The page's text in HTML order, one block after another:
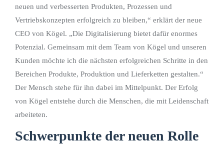
neuen und verbesserten Produkten, Prozessen und
Vertriebskonzepten erfolgreich zu bleiben,“ erklärt der neue
CEO von Kögel. „Die Digitalisierung bietet dafür enormes
Potenzial. Gemeinsam mit dem Team von Kögel und unseren
Kunden möchte ich die nächsten erfolgreichen Schritte in den
Bereichen Produkte, Produktion und Lieferketten gestalten.“
Der Mensch stehe für ihn dabei im Mittelpunkt. Der Erfolg
von Kögel entstehe durch die Menschen, die mit Leidenschaft
arbeiteten.
Schwerpunkte der neuen Rolle